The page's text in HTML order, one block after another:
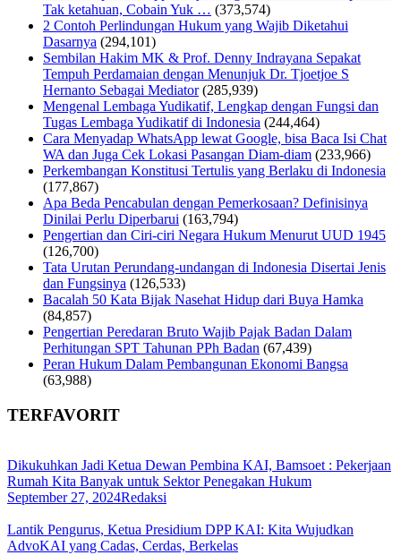
Tak ketahuan, Cobain Yuk … (373,574)
2 Contoh Perlindungan Hukum yang Wajib Diketahui
Dasarnya (294,101)
Sembilan Hakim MK & Prof. Denny Indrayana Sepakat
Tempuh Perdamaian dengan Menunjuk Dr. Tjoetjoe S
Hernanto Sebagai Mediator (285,939)
Mengenal Lembaga Yudikatif, Lengkap dengan Fungsi dan
Tugas Lembaga Yudikatif di Indonesia (244,464)
Cara Menyadap WhatsApp lewat Google, bisa Baca Isi Chat
WA dan Juga Cek Lokasi Pasangan Diam-diam (233,966)
Perkembangan Konstitusi Tertulis yang Berlaku di Indonesia
(177,867)
Apa Beda Pencabulan dengan Pemerkosaan? Definisinya
Dinilai Perlu Diperbarui (163,794)
Pengertian dan Ciri-ciri Negara Hukum Menurut UUD 1945
(126,700)
Tata Urutan Perundang-undangan di Indonesia Disertai Jenis
dan Fungsinya (126,533)
Bacalah 50 Kata Bijak Nasehat Hidup dari Buya Hamka
(84,857)
Pengertian Peredaran Bruto Wajib Pajak Badan Dalam
Perhitungan SPT Tahunan PPh Badan (67,439)
Peran Hukum Dalam Pembangunan Ekonomi Bangsa
(63,988)
TERFAVORIT
Dikukuhkan Jadi Ketua Dewan Pembina KAI, Bamsoet : Pekerjaan
Rumah Kita Banyak untuk Sektor Penegakan Hukum
September 27, 2024Redaksi
Lantik Pengurus, Ketua Presidium DPP KAI: Kita Wujudkan
AdvoKAI yang Cadas, Cerdas, Berkelas